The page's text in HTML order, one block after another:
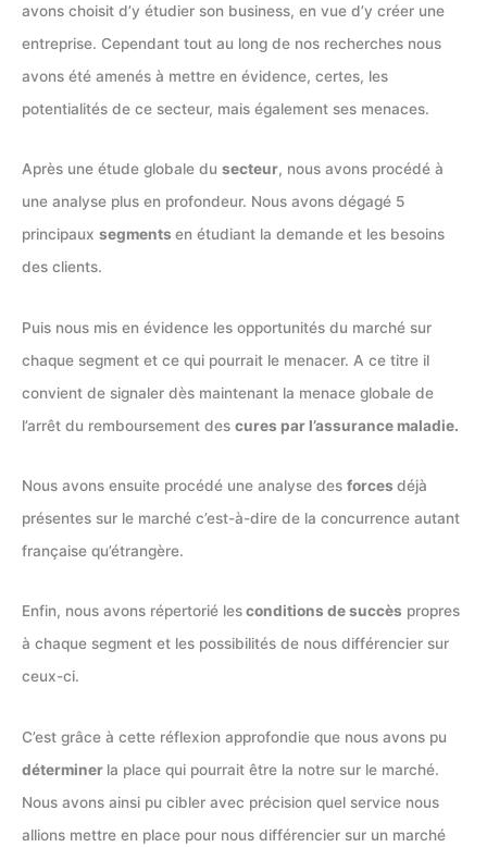
avons choisit d’y étudier son business, en vue d’y créer une
entreprise. Cependant tout au long de nos recherches nous
avons été amenés à mettre en évidence, certes, les
potentialités de ce secteur, mais également ses menaces.
Après une étude globale du secteur, nous avons procédé à
une analyse plus en profondeur. Nous avons dégagé 5
principaux segments en étudiant la demande et les besoins
des clients.
Puis nous mis en évidence les opportunités du marché sur
chaque segment et ce qui pourrait le menacer. A ce titre il
convient de signaler dès maintenant la menace globale de
l’arrêt du remboursement des cures par l’assurance maladie.
Nous avons ensuite procédé une analyse des forces déjà
présentes sur le marché c’est-à-dire de la concurrence autant
française qu’étrangère.
Enfin, nous avons répertorié lesconditions de succès propres
à chaque segment et les possibilités de nous différencier sur
ceux-ci.
C’est grâce à cette réflexion approfondie que nous avons pu
déterminer la place qui pourrait être la notre sur le marché.
Nous avons ainsi pu cibler avec précision quel service nous
allions mettre en place pour nous différencier sur un marché